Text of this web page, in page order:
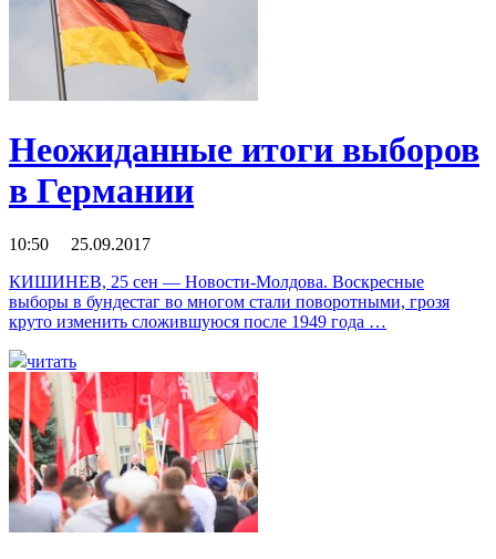
Неожиданные итоги выборов
в Германии
10:50 25.09.2017
КИШИНЕВ, 25 сен — Новости-Молдова. Воскресные
выборы в бундестаг во многом стали поворотными, грозя
круто изменить сложившуюся после 1949 года …
читать